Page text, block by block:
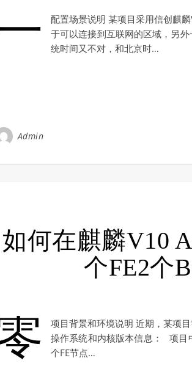
配置场景说明 某项目采用信创麒
于可以连接到互联网的区域，另
统时间又不对，和北京时…
Admin
如何在麒麟V10
个FE2个
项目背景和环境说明 近期，某项
操作系统和内核版本信息： 项目
个FE节点…